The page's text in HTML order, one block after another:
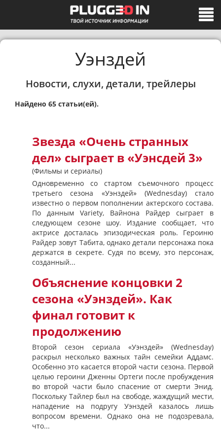
Уэнздей
Новости, слухи, детали, трейлеры
Найдено 65 статьи(ей).
Звезда «Очень странных
дел» сыграет в «Уэнсдей 3»
(Фильмы и сериалы)
Одновременно со стартом съемочного процесс
третьего сезона «Уэнздей» (Wednesday) стало
известно о первом пополнении актерского состава.
По данным Variety, Вайнона Райдер сыграет в
следующем сезоне шоу. Издание сообщает, что
актрисе досталась эпизодическая роль. Героиню
Райдер зовут Табита, однако детали персонажа пока
держатся в секрете. Судя по всему, это персонаж,
созданный...
Объяснение концовки 2
сезона «Уэнздей». Как
финал готовит к
продолжению
Второй сезон сериала «Уэнздей» (Wednesday)
раскрыл несколько важных тайн семейки Аддамс.
Особенно это касается второй части сезона. Первой
целью героини Дженны Ортеги после пробуждения
во второй части было спасение от смерти Энид.
Поскольку Тайлер был на свободе, жаждущий мести,
нападение на подругу Уэнздей казалось лишь
вопросом времени. Однако она не подозревала,
что...